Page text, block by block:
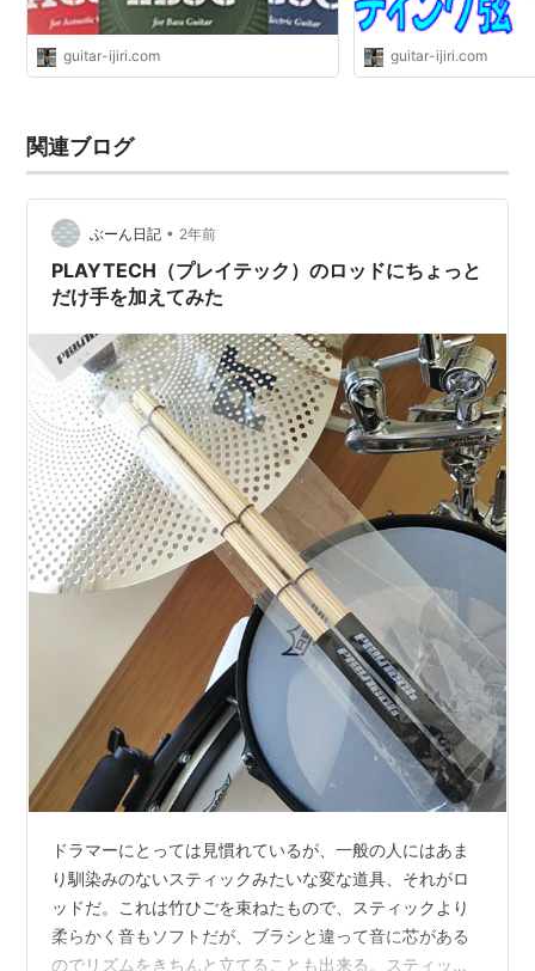
guitar-ijiri.com guitar-ijiri.com
関連ブログ
ぶーん日記 • 2年前
PLAYTECH（プレイテック）のロッドにちょっと
だけ手を加えてみた
ドラマーにとっては見慣れているが、一般の人にはあま
り馴染みのないスティックみたいな変な道具、それがロ
ッドだ。これは竹ひごを束ねたもので、スティックより
柔らかく音もソフトだが、ブラシと違って音に芯がある
のでリズムをきちんと立てることも出来る。スティック